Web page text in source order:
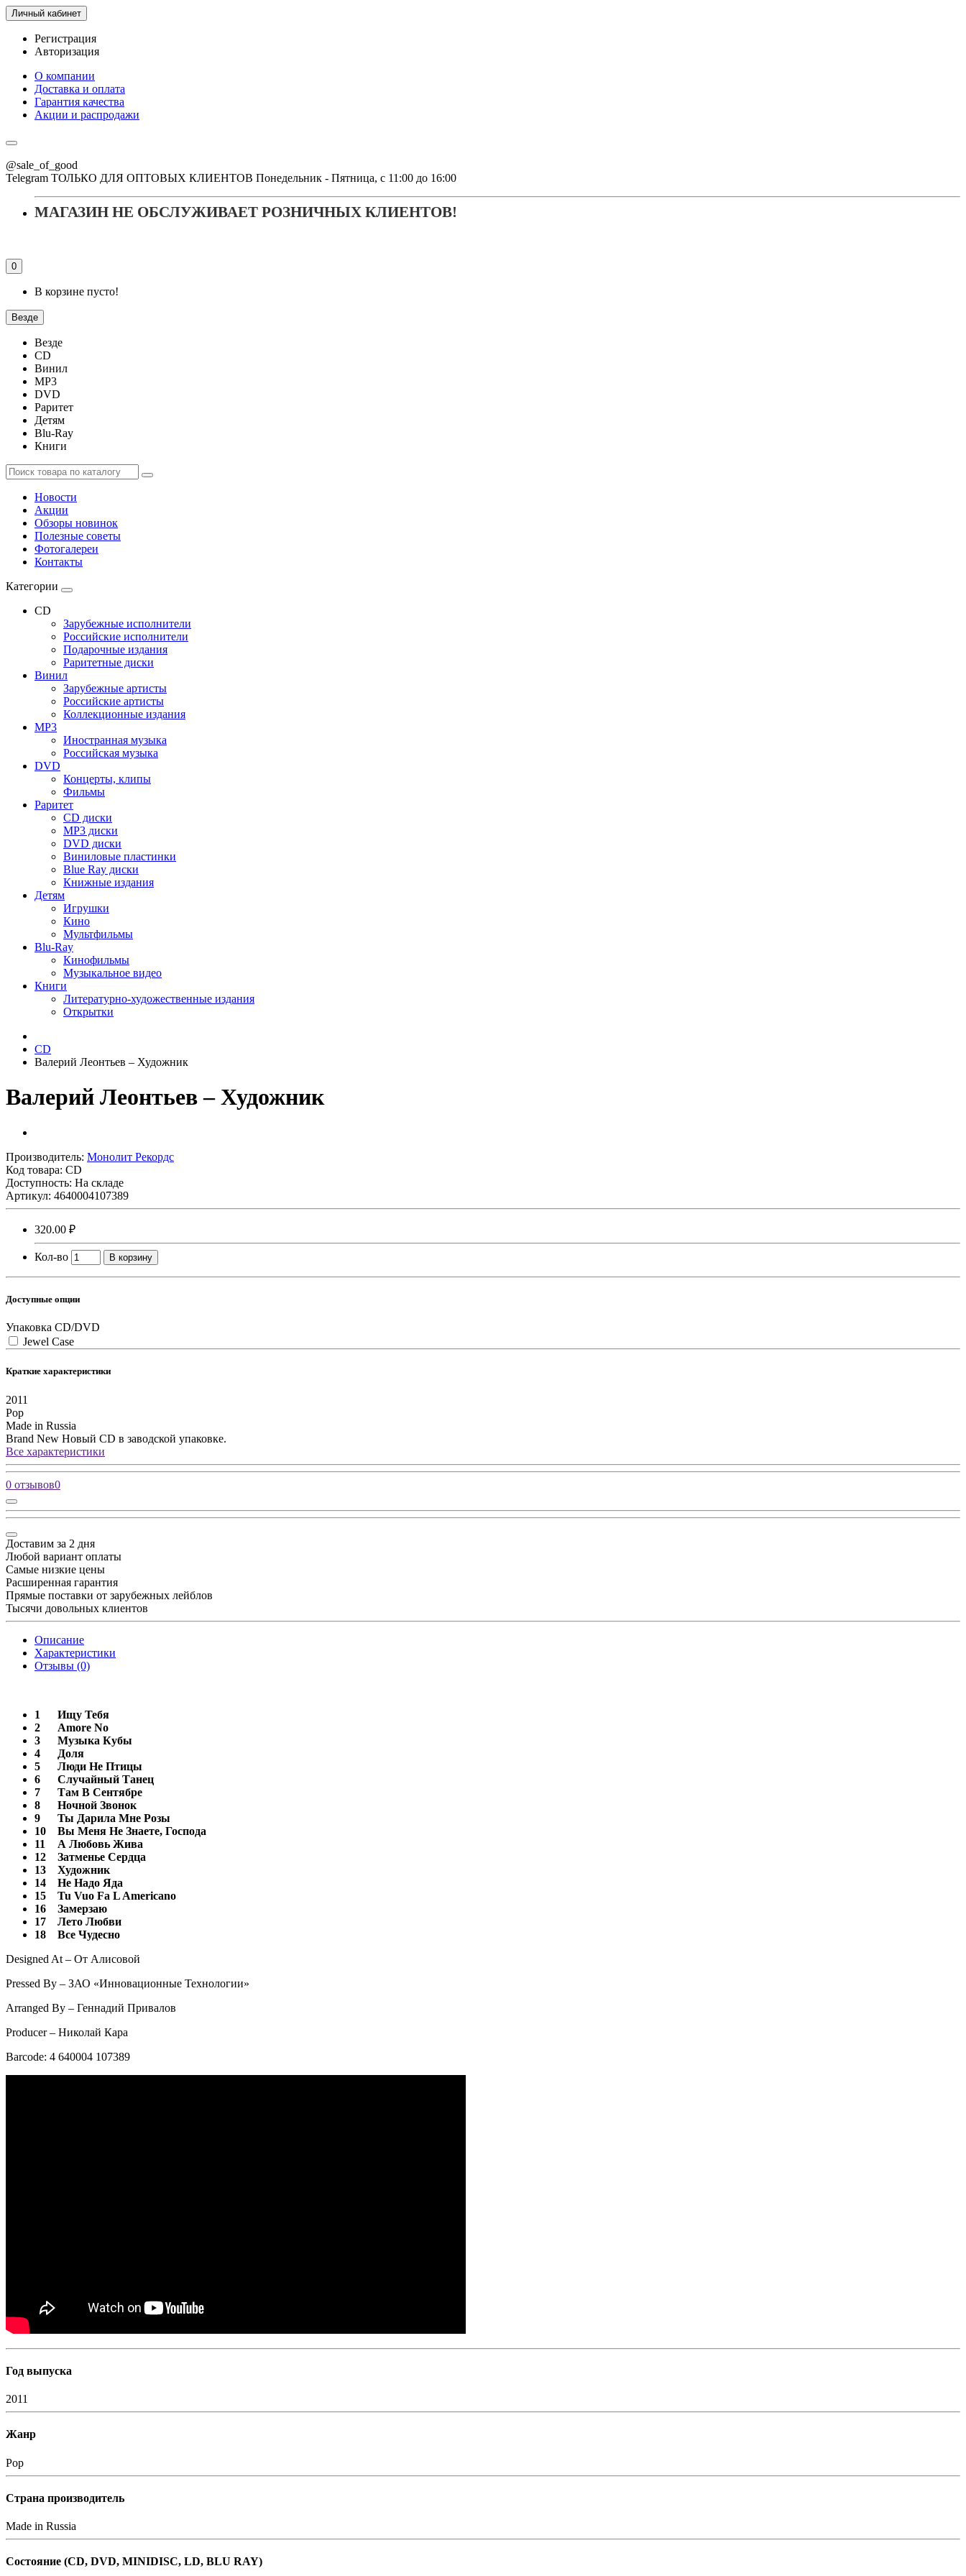
Личный кабинет
Регистрация
Авторизация
О компании
Доставка и оплата
Гарантия качества
Акции и распродажи
@sale_of_good
Telegram ТОЛЬКО ДЛЯ ОПТОВЫХ КЛИЕНТОВ Понедельник - Пятница, с 11:00 до 16:00
МАГАЗИН НЕ ОБСЛУЖИВАЕТ РОЗНИЧНЫХ КЛИЕНТОВ!
0
В корзине пусто!
Везде
Везде
CD
Винил
MP3
DVD
Раритет
Детям
Blu-Ray
Книги
Новости
Акции
Обзоры новинок
Полезные советы
Фотогалереи
Контакты
Категории
CD
Зарубежные исполнители
Российские исполнители
Подарочные издания
Раритетные диски
Винил
Зарубежные артисты
Российские артисты
Коллекционные издания
MP3
Иностранная музыка
Российская музыка
DVD
Концерты, клипы
Фильмы
Раритет
CD диски
MP3 диски
DVD диски
Виниловые пластинки
Blue Ray диски
Книжные издания
Детям
Игрушки
Кино
Мультфильмы
Blu-Ray
Кинофильмы
Музыкальное видео
Книги
Литературно-художественные издания
Открытки
CD
Валерий Леонтьев ‎– Художник
Валерий Леонтьев ‎– Художник
Производитель: Монолит Рекордс
Код товара: CD
Доступность: На складе
Артикул: 4640004107389
320.00 ₽
Кол-во В корзину
Доступные опции
Упаковка CD/DVD
Jewel Case
Краткие характеристики
2011
Pop
Made in Russia
Brand New Новый CD в заводской упаковке.
Все характеристики
0 отзывов0
Доставим за 2 дня
Любой вариант оплаты
Самые низкие цены
Расширенная гарантия
Прямые поставки от зарубежных лейблов
Тысячи довольных клиентов
Описание
Характеристики
Отзывы (0)
1
Ищу Тебя
2
Amore No
3
Музыка Кубы
4
Доля
5
Люди Не Птицы
6
Случайный Танец
7
Там В Сентябре
8
Ночной Звонок
9
Ты Дарила Мне Розы
10
Вы Меня Не Знаете, Господа
11
А Любовь Жива
12
Затменье Сердца
13
Художник
14
Не Надо Яда
15
Tu Vuo Fa L Americano
16
Замерзаю
17
Лето Любви
18
Все Чудесно
Designed At – От Алисовой
Pressed By – ЗАО «Инновационные Технологии»
Arranged By – Геннадий Привалов
Producer – Николай Кара
Barcode: 4 640004 107389
Год выпуска
2011
Жанр
Pop
Страна производитель
Made in Russia
Состояние (СD, DVD, MINIDISC, LD, BLU RAY)